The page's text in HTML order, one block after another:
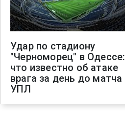
Удар по стадиону
"Черноморец" в Одессе:
что известно об атаке
врага за день до матча
УПЛ